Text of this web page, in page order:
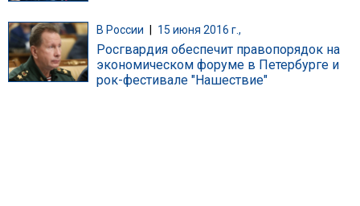
В России 15 июня 2016 г.,
Росгвардия обеспечит правопорядок на
экономическом форуме в Петербурге и
рок-фестивале "Нашествие"